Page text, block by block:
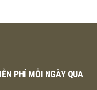
PHÍ MỖI NGÀY QUA